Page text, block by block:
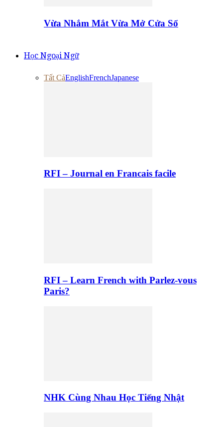
Vừa Nhắm Mắt Vừa Mở Cửa Sổ
Học Ngoại Ngữ
Tất CảEnglishFrenchJapanese
RFI – Journal en Francais facile
RFI – Learn French with Parlez-vous
Paris?
NHK Cùng Nhau Học Tiếng Nhật